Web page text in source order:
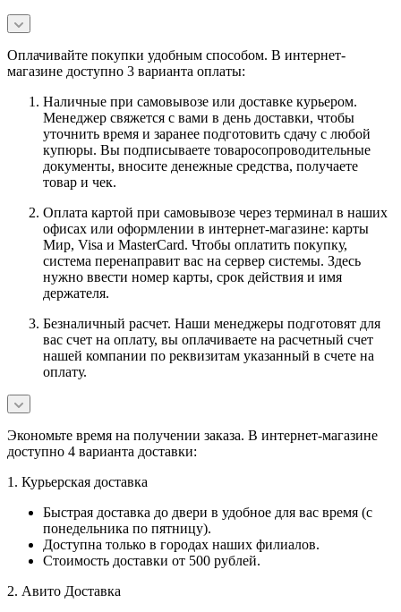
Оплачивайте покупки удобным способом. В интернет-
магазине доступно 3 варианта оплаты:
Наличные при самовывозе или доставке курьером.
Менеджер свяжется с вами в день доставки, чтобы
уточнить время и заранее подготовить сдачу с любой
купюры. Вы подписываете товаросопроводительные
документы, вносите денежные средства, получаете
товар и чек.
Оплата картой при самовывозе через терминал в наших
офисах или оформлении в интернет-магазине: карты
Мир, Visa и MasterCard. Чтобы оплатить покупку,
система перенаправит вас на сервер системы. Здесь
нужно ввести номер карты, срок действия и имя
держателя.
Безналичный расчет. Наши менеджеры подготовят для
вас счет на оплату, вы оплачиваете на расчетный счет
нашей компании по реквизитам указанный в счете на
оплату.
Экономьте время на получении заказа. В интернет-магазине
доступно 4 варианта доставки:
1. Курьерская доставка
Быстрая доставка до двери в удобное для вас время (с
понедельника по пятницу).
Доступна только в городах наших филиалов.
Стоимость доставки от 500 рублей.
2. Авито Доставка